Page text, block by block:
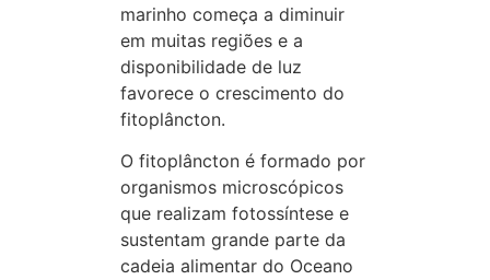
marinho começa a diminuir
em muitas regiões e a
disponibilidade de luz
favorece o crescimento do
fitoplâncton.
O fitoplâncton é formado por
organismos microscópicos
que realizam fotossíntese e
sustentam grande parte da
cadeia alimentar do Oceano